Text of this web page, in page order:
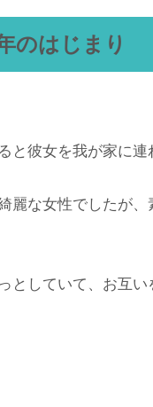
のはじまり
と彼女を我が家に連
麗な女性でしたが
としていて、お互